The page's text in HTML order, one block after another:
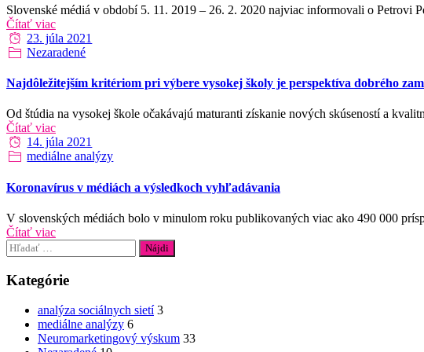
Slovenské médiá v období 5. 11. 2019 – 26. 2. 2020 najviac informovali o Petrovi
Čítať viac
Date23. júla 2021
Categories
Nezaradené
Najdôležitejším kritériom pri výbere vysokej školy je perspektíva dobrého
Od štúdia na vysokej škole očakávajú maturanti získanie nových skúseností a
Čítať viac
Date14. júla 2021
Categories
mediálne analýzy
Koronavírus v médiách a výsledkoch vyhľadávania
V slovenských médiách bolo v minulom roku publikovaných viac ako 490 000
Čítať viac
Hľadať:
Kategórie
analýza sociálnych sietí 3
mediálne analýzy 6
Neuromarketingový výskum 33